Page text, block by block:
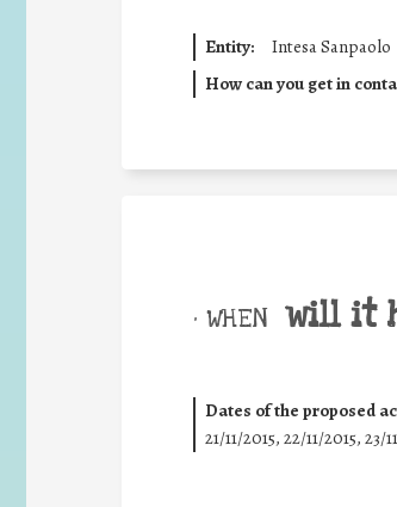
Entity: Intesa Sanpaolo
How can you get in
• WHEN will it
Dates of the proposed
21/11/2015, 22/11/2015, 23/